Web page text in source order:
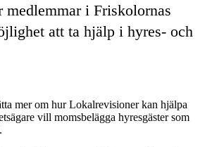
medlemmar i Friskolornas
att ta hjälp i hyres- och
mer om hur Lokalrevisioner kan hjälpa
vill momsbelägga hyresgäster som